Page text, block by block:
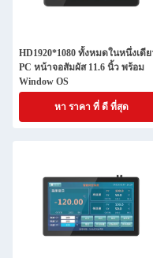
HD1920*1080 ทั้งหมดในหนึ่งเดี
PC หน้าจอสัมผัส 11.6 นิ้ว พร้อม
Window OS
หา ราคา ที่ ดี ที่สุด